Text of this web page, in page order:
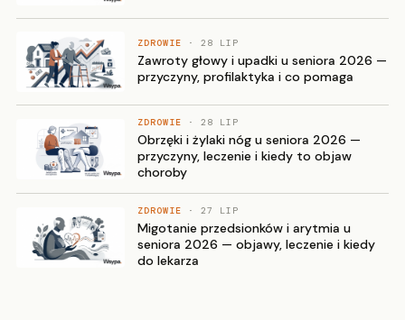
ZDROWIE · 28 LIP
Zawroty głowy i upadki u seniora 2026 —
przyczyny, profilaktyka i co pomaga
ZDROWIE · 28 LIP
Obrzęki i żylaki nóg u seniora 2026 —
przyczyny, leczenie i kiedy to objaw
choroby
ZDROWIE · 27 LIP
Migotanie przedsionków i arytmia u
seniora 2026 — objawy, leczenie i kiedy
do lekarza